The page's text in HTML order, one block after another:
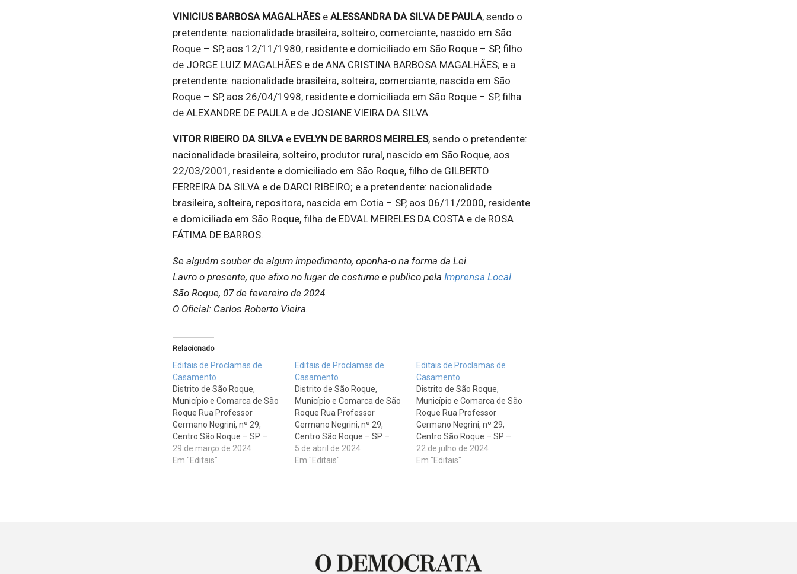
VINICIUS BARBOSA MAGALHÃESe ALESSANDRA DA SILVA DE PAULA, sendo o
pretendente: nacionalidade brasileira, solteiro, comerciante, nascido em São
Roque – SP, aos 12/11/1980, residente e domiciliado em São Roque – SP, filho
de JORGE LUIZ MAGALHÃES e de ANA CRISTINA BARBOSA MAGALHÃES; e a
pretendente: nacionalidade brasileira, solteira, comerciante, nascida em São
Roque – SP, aos 26/04/1998, residente e domiciliada em São Roque – SP, filha
de ALEXANDRE DE PAULA e de JOSIANE VIEIRA DA SILVA.
VITOR RIBEIRO DA SILVAe EVELYN DE BARROS MEIRELES, sendo o pretendente:
nacionalidade brasileira, solteiro, produtor rural, nascido em São Roque, aos
22/03/2001, residente e domiciliado em São Roque, filho de GILBERTO
FERREIRA DA SILVA e de DARCI RIBEIRO; e a pretendente: nacionalidade
brasileira, solteira, repositora, nascida em Cotia – SP, aos 06/11/2000, residente
e domiciliada em São Roque, filha de EDVAL MEIRELES DA COSTA e de ROSA
FÁTIMA DE BARROS.
Se alguém souber de algum impedimento, oponha-o na forma da Lei.
Lavro o presente, que afixo no lugar de costume e publico pela Imprensa Local.
São Roque, 07 de fevereiro de 2024.
O Oficial: Carlos Roberto Vieira.
Relacionado
Editais de Proclamas de
Casamento
Distrito de São Roque,
Município e Comarca de São
Roque Rua Professor
Germano Negrini, nº 29,
Centro São Roque – SP –
CEP: 18130-450 Tel: 11-
4712-4945 divulga os
nacionalidade brasileira,
29 de março de 2024
Em "Editais"
Editais de Proclamas de
Casamento
Distrito de São Roque,
Município e Comarca de São
Roque Rua Professor
Germano Negrini, nº 29,
Centro São Roque – SP –
CEP: 18130-450 Tel: 11-
4712-4945 divulga os
pretendente: nacionalidade
5 de abril de 2024
Em "Editais"
Editais de Proclamas de
Casamento
Distrito de São Roque,
Município e Comarca de São
Roque Rua Professor
Germano Negrini, nº 29,
Centro São Roque – SP –
CEP: 18130-450 Tel.: 11-
4712-4945 divulga os
brasileira, solteiro,
22 de julho de 2024
Em "Editais"